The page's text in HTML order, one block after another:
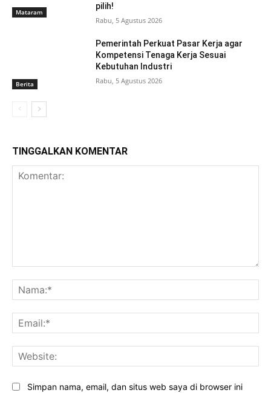
Mataram
pilih!
Rabu, 5 Agustus 2026
Berita
Pemerintah Perkuat Pasar Kerja agar
Kompetensi Tenaga Kerja Sesuai
Kebutuhan Industri
Rabu, 5 Agustus 2026
TINGGALKAN KOMENTAR
Simpan nama, email, dan situs web saya di browser ini